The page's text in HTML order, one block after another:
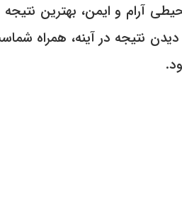
آرام و ایمن، بهترین
دیدن نتیجه در آینه، همراه